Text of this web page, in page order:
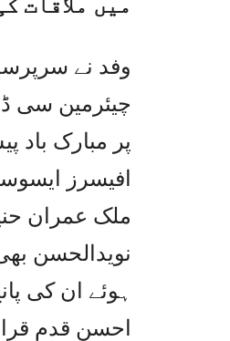
میں ملاقات
وفد نے
چیئرمین سی
پر مبارک باد
افیسرز
ملک عمران
نویدالحسن
ہوئے ان کی
احسن قدم